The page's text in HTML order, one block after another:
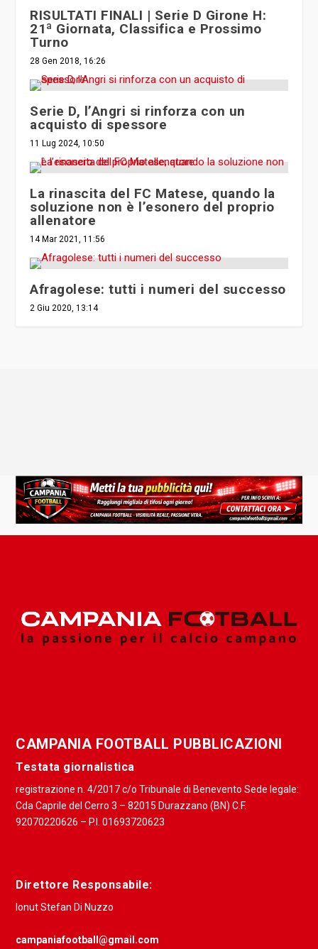
RISULTATI FINALI | Serie D Girone H:
21ª Giornata, Classifica e Prossimo
Turno
Serie D, l’Angri si rinforza con un
acquisto di spessore
La rinascita del FC Matese, quando la
soluzione non è l’esonero del proprio
allenatore
Afragolese: tutti i numeri del successo
CAMPANIA FOOTBALL PUBBLICAZIONI
Testata giornalistica
registrazione n. 4/2017 c/o Tribunale di Benevento Sede legale:
Cda Caprile del Cerro 3 – 82015 Durazzano (BN) C.F.
92070220626 – P.I. 01693720623
Direttore Responsabile:
Ionut Stefan Di Nuzzo
campaniafootball@gmail.com